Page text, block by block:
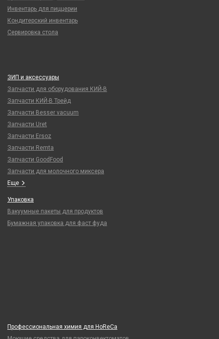
Инвентарь для пиццерии
Кондитерский инвентарь
Сервировка стола
ЗИП и аксессуары
Запчасти для оборудования КИЙ-В
Запчасти КИЙ-В Трейд
Запчасти Besser vacuum
Запчасти Uret
Запчасти Ersoz
Запчасти Remta
Запчасти GoodFood
Запчасти для молочного миксера
Еще
Упаковка
Вакуумные пакеты для продуктов
Бумажная упаковка для фаст фуда
Профессиональная химия для HoReCa